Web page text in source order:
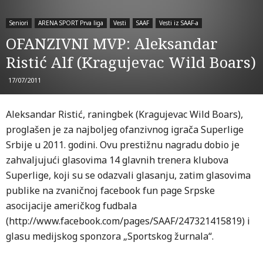
Seniori ARENA SPORT Prva liga Vesti SAAF Vesti iz SAAF-a
OFANZIVNI MVP: Aleksandar
Ristić Alf (Kragujevac Wild Boars)
17/07/2011
Aleksandar Ristić, raningbek (Kragujevac Wild Boars),
proglašen je za najboljeg ofanzivnog igrača Superlige
Srbije u 2011. godini. Ovu prestižnu nagradu dobio je
zahvaljujući glasovima 14 glavnih trenera klubova
Superlige, koji su se odazvali glasanju, zatim glasovima
publike na zvaničnoj facebook fun page Srpske
asocijacije američkog fudbala
(http://www.facebook.com/pages/SAAF/247321415819) i
glasu medijskog sponzora „Sportskog žurnala“.